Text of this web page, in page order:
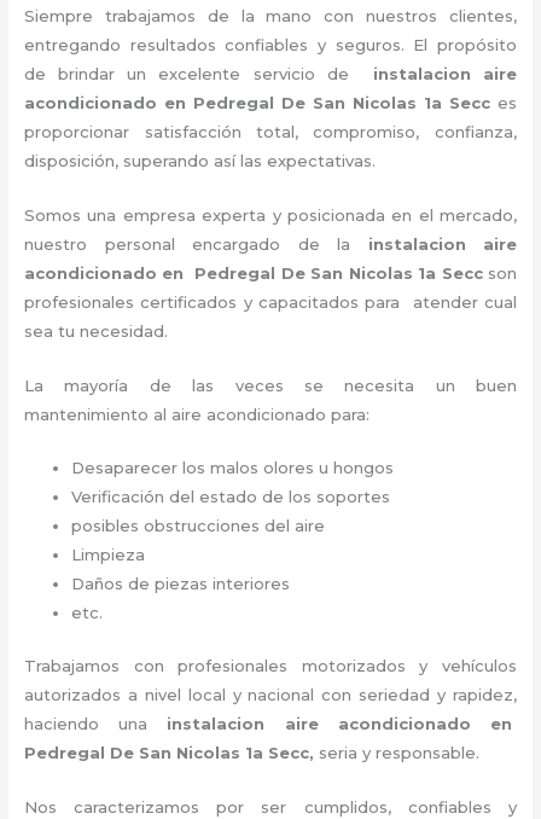
Siempre trabajamos de la mano con nuestros clientes,
entregando resultados confiables y seguros. El propósito
de brindar un excelente servicio de instalacion aire
acondicionado en Pedregal De San Nicolas 1a Secc es
proporcionar satisfacción total, compromiso, confianza,
disposición, superando así las expectativas.
Somos una empresa experta y posicionada en el mercado,
nuestro personal encargado de la instalacion aire
acondicionado en Pedregal De San Nicolas 1a Secc son
profesionales certificados y capacitados para atender cual
sea tu necesidad.
La mayoría de las veces se necesita un buen
mantenimiento al aire acondicionado para:
Desaparecer los malos olores u hongos
Verificación del estado de los soportes
posibles obstrucciones del aire
Limpieza
Daños de piezas interiores
etc.
Trabajamos con profesionales motorizados y vehículos
autorizados a nivel local y nacional con seriedad y rapidez,
haciendo una instalacion aire acondicionado en
Pedregal De San Nicolas 1a Secc, seria y responsable.
Nos caracterizamos por ser cumplidos, confiables y